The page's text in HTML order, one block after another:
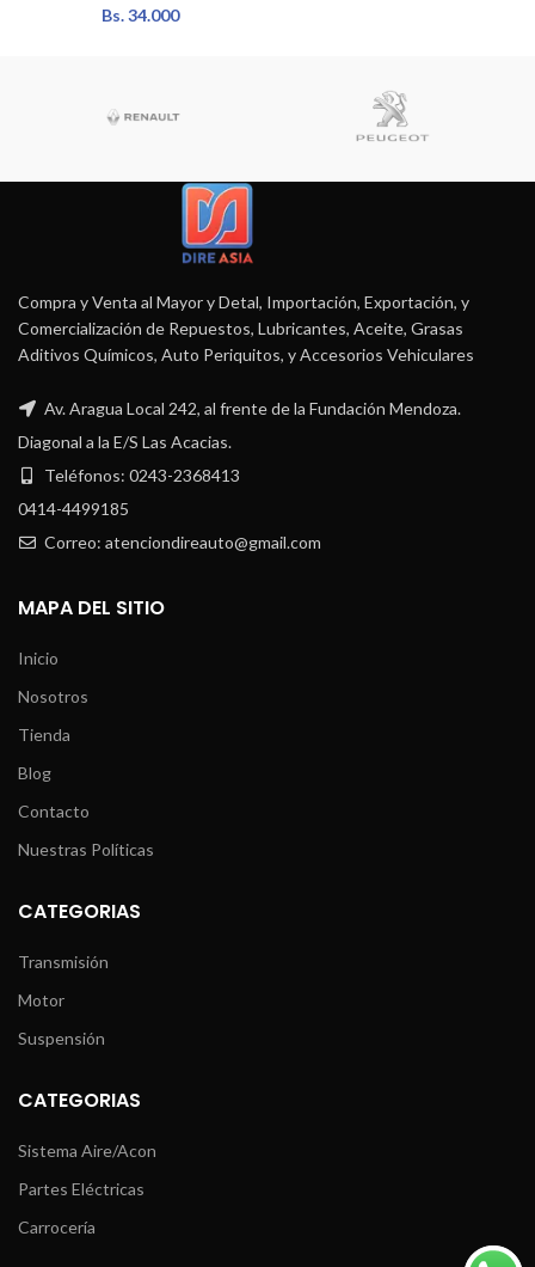
Bs.34.000
Compra y Venta al Mayor y Detal, Importación, Exportación, y
Comercialización de Repuestos, Lubricantes, Aceite, Grasas
Aditivos Químicos, Auto Periquitos, y Accesorios Vehiculares
Av. Aragua Local 242, al frente de la Fundación Mendoza.
Diagonal a la E/S Las Acacias.
Teléfonos: 0243-2368413
0414-4499185
Correo: atenciondireauto@gmail.com
MAPA DEL SITIO
Inicio
Nosotros
Tienda
Blog
Contacto
Nuestras Políticas
CATEGORIAS
Transmisión
Motor
Suspensión
CATEGORIAS
Sistema Aire/Acon
Partes Eléctricas
Carrocería